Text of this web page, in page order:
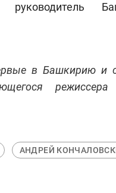
в Башкирию и
АНДРЕЙ